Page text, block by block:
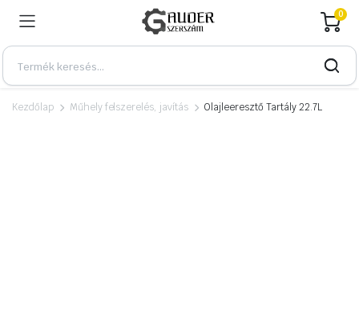
0
Kezdőlap Műhely felszerelés, javítás Olajleeresztő Tartály 22.7L